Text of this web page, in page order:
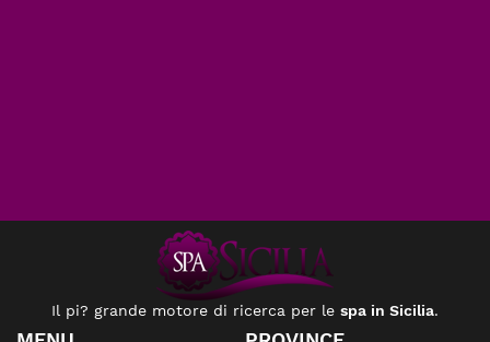
Il pi? grande motore di ricerca per le spa in Sicilia.